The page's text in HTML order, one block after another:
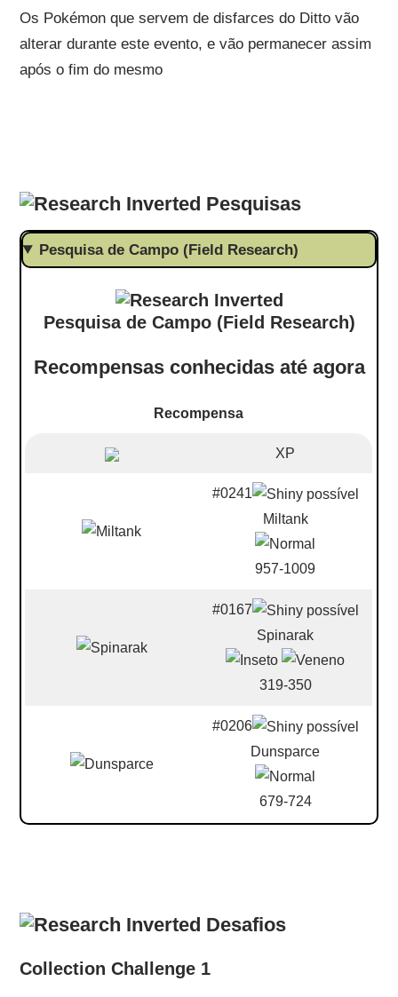
Os Pokémon que servem de disfarces do Ditto vão
alterar durante este evento, e vão permanecer assim
após o fim do mesmo
Pesquisas
Pesquisa de Campo (Field Research)
Pesquisa de Campo (Field Research)
Recompensas conhecidas até agora
Recompensa
XP
#0241
Miltank
957-1009
#0167
Spinarak
319-350
#0206
Dunsparce
679-724
Desafios
Collection Challenge 1